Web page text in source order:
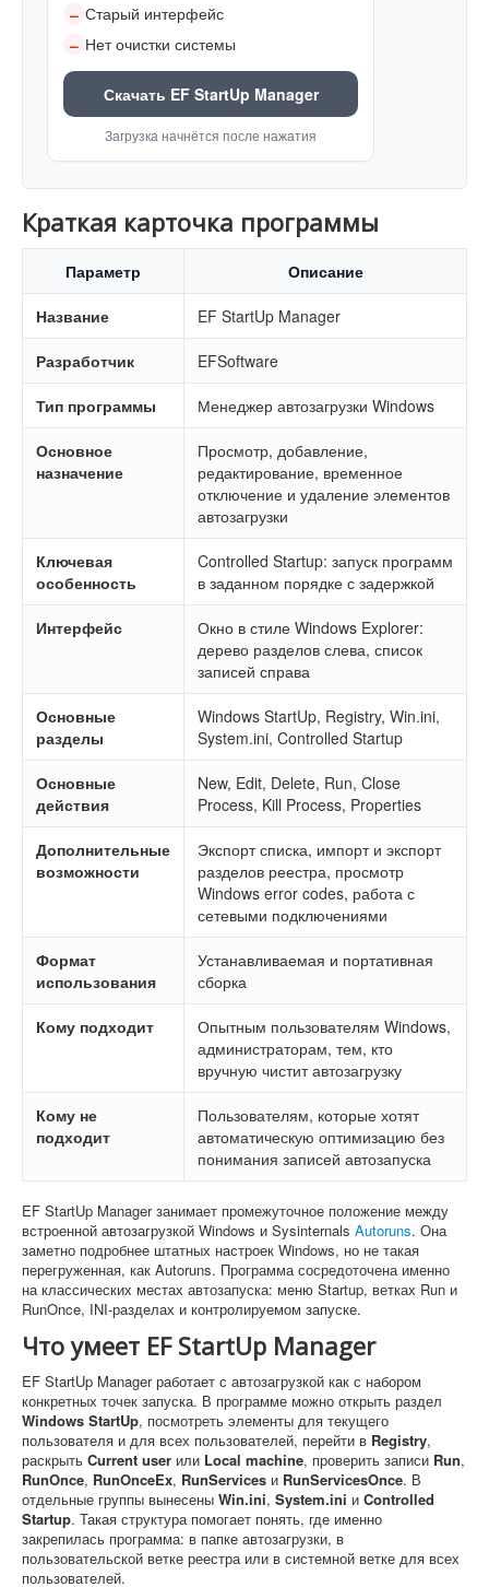
– Старый интерфейс
– Нет очистки системы
Скачать EF StartUp Manager
Загрузка начнётся после нажатия
Краткая карточка программы
Параметр Описание
Название EF StartUp Manager
Разработчик EFSoftware
Тип программы Менеджер автозагрузки Windows
Основное
назначение
Просмотр, добавление,
редактирование, временное
отключение и удаление элементов
автозагрузки
Ключевая
особенность
Controlled Startup: запуск программ
в заданном порядке с задержкой
Интерфейс
Окно в стиле Windows Explorer:
дерево разделов слева, список
записей справа
Основные
разделы
Windows StartUp, Registry, Win.ini,
System.ini, Controlled Startup
Основные
действия
New, Edit, Delete, Run, Close
Process, Kill Process, Properties
Дополнительные
возможности
Экспорт списка, импорт и экспорт
разделов реестра, просмотр
Windows error codes, работа с
сетевыми подключениями
Формат
использования
Устанавливаемая и портативная
сборка
Кому подходит
Опытным пользователям Windows,
администраторам, тем, кто
вручную чистит автозагрузку
Кому не
подходит
Пользователям, которые хотят
автоматическую оптимизацию без
понимания записей автозапуска
EF StartUp Manager занимает промежуточное положение между
встроенной автозагрузкой Windows и Sysinternals Autoruns. Она
заметно подробнее штатных настроек Windows, но не такая
перегруженная, как Autoruns. Программа сосредоточена именно
на классических местах автозапуска: меню Startup, ветках Run и
RunOnce, INI-разделах и контролируемом запуске.
Что умеет EF StartUp Manager
EF StartUp Manager работает с автозагрузкой как с набором
конкретных точек запуска. В программе можно открыть раздел
Windows StartUp, посмотреть элементы для текущего
пользователя и для всех пользователей, перейти в Registry,
раскрыть Current user или Local machine, проверить записи Run,
RunOnce, RunOnceEx, RunServices и RunServicesOnce. В
отдельные группы вынесены Win.ini, System.ini и Controlled
Startup. Такая структура помогает понять, где именно
закрепилась программа: в папке автозагрузки, в
пользовательской ветке реестра или в системной ветке для всех
пользователей.